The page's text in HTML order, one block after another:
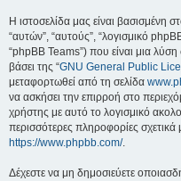
Η ιστοσελίδα μας είναι βασισμένη
“αυτών”, “αυτούς”, “λογισμικό
“phpBB Teams”) που είναι μια
βάσει της “GNU General Public
μεταφορτωθεί από τη σελίδα
να ασκήσει την επιρροή στο
χρήστης με αυτό το λογισμικό
περισσότερες πληροφορίες
https://www.phpbb.com/.
Δέχεστε να μη δημοσιεύετε